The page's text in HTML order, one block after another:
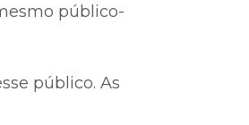
público-
público. As